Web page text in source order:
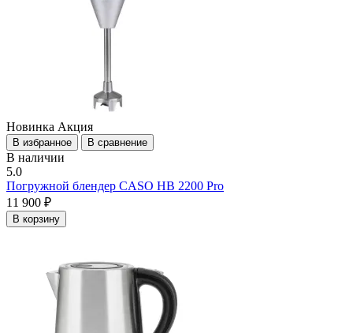
Новинка Акция
В избранное В сравнение
В наличии
5.0
Погружной блендер CASO HB 2200 Pro
11 900 ₽
В корзину